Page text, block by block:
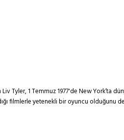
Liv Tyler, 1 Temmuz 1977'de New
filmlerle yetenekli bir oyuncu olduğunu